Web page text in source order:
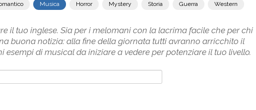
Musica Horror Mystery Storia Guerra Western
il tuo inglese. Sia per i melomani con la lacrima facile che per chi
buona notizia: alla fine della giornata tutti avranno arricchito il
di musical da iniziare a vedere per potenziare il tuo livello.